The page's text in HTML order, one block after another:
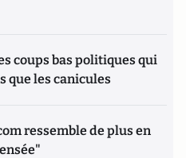
coups bas politiques qui
que les canicules
ressemble de plus en